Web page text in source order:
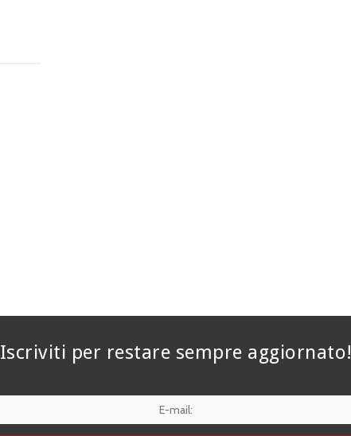
Iscriviti per restare sempre aggiornato!